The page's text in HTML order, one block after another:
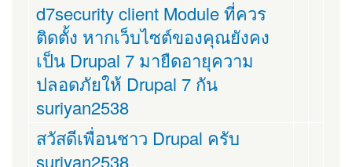
d7security client Module ที่ควร
ติดตั้ง หากเว็บไซต์ของคุณยังคง
เป็น Drupal 7 มายืดอายุความ
ปลอดภัยให้ Drupal 7 กัน
suriyan2538
สวัสดีเพื่อนชาว Drupal ครับ
suriyan2538